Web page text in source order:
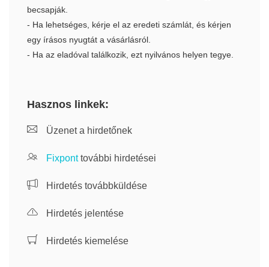
becsapják.
- Ha lehetséges, kérje el az eredeti számlát, és kérjen
egy írásos nyugtát a vásárlásról.
- Ha az eladóval találkozik, ezt nyilvános helyen tegye.
Hasznos linkek:
Üzenet a hirdetőnek
Fixponttovábbi hirdetései
Hirdetés továbbküldése
Hirdetés jelentése
Hirdetés kiemelése